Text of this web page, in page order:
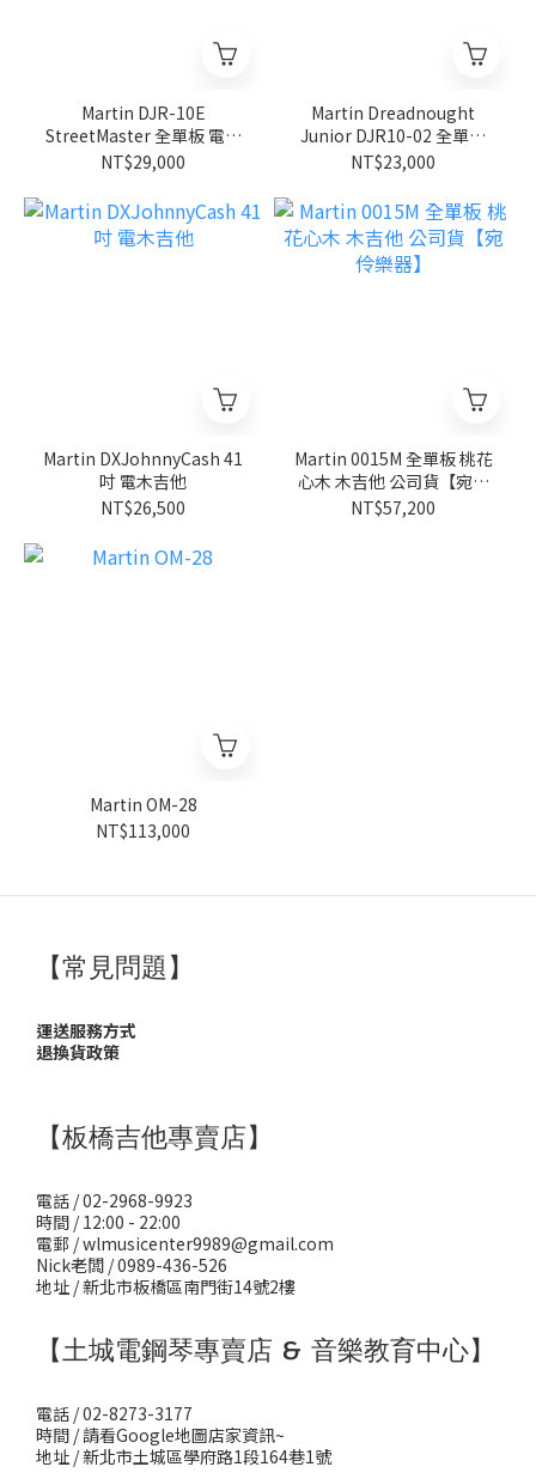
Martin DJR-10E
StreetMaster 全單板 電木
吉他
NT$29,000
Martin Dreadnought
Junior DJR10-02 全單板
木吉他
NT$23,000
Martin DXJohnnyCash 41
吋 電木吉他
NT$26,500
Martin 0015M 全單板 桃花
心木 木吉他 公司貨【宛伶
樂器】
NT$57,200
Martin OM-28
NT$113,000
【常見問題】
運送服務方式
退換貨政策
【板橋吉他專賣店】
電話 / 02-2968-9923
時間 / 12:00 - 22:00
電郵 / wlmusicenter9989@gmail.com
Nick老闆 / 0989-436-526
地址 / 新北市板橋區南門街14號2樓
【土城電鋼琴專賣店 & 音樂教育中心】
電話 / 02-8273-3177
時間 / 請看Google地圖店家資訊~
地址 / 新北市土城區學府路1段164巷1號